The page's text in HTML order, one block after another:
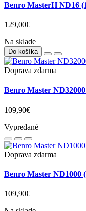
Benro MasterH ND16
129,00€
Na sklade
Do košíka
Doprava zdarma
Benro Master
109,90€
Vypredané
Doprava zdarma
Benro Master ND1000
109,90€